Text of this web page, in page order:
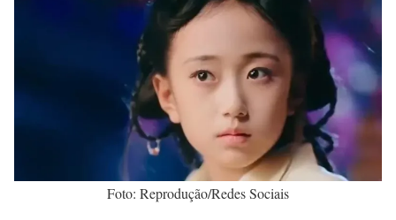
Foto: Reprodução/Redes Sociais